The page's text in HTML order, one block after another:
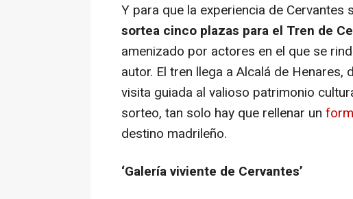
Y para que la experiencia de Cervantes
sortea cinco plazas para el Tren de
amenizado por actores en el que se
autor. El tren llega a Alcalá de
visita guiada al valioso patrimonio
sorteo, tan solo hay que rellenar un
destino madrileño.
‘Galería viviente de Cervantes’